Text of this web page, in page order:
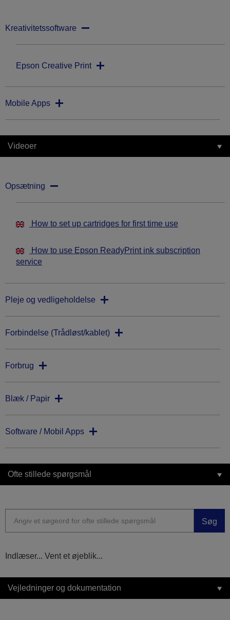
Kreativitetssoftware
Epson Creative Print
Mobile Apps
Videoer
Opsætning
How to set up cartridges for first time use
How to use Epson ReadyPrint ink subscription
service
Pleje og vedligeholdelse
Forbindelse (Trådløst/kablet)
Forbrug
Blæk / Papir
Software / Mobil Apps
Ofte stillede spørgsmål
Søg
Indlæser... Vent et øjeblik...
Vejledninger og dokumentation